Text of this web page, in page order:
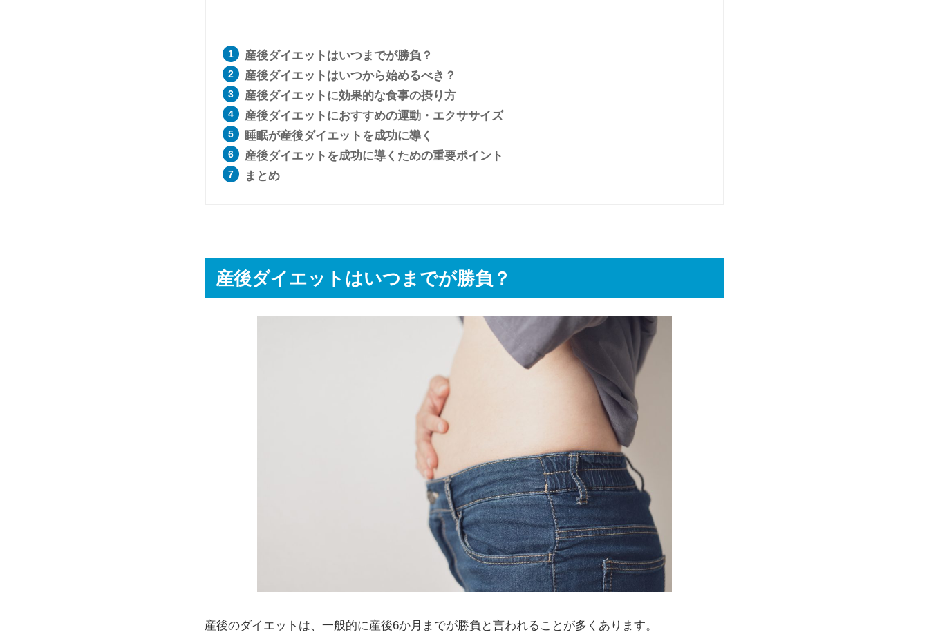
産後ダイエットはいつまでが勝負？
産後ダイエットはいつから始めるべき？
産後ダイエットに効果的な食事の摂り方
産後ダイエットにおすすめの運動・エクササイズ
睡眠が産後ダイエットを成功に導く
産後ダイエットを成功に導くための重要ポイント
まとめ
産後ダイエットはいつまでが勝負？
産後のダイエットは、一般的に産後6か月までが勝負と言われることが多くあります。